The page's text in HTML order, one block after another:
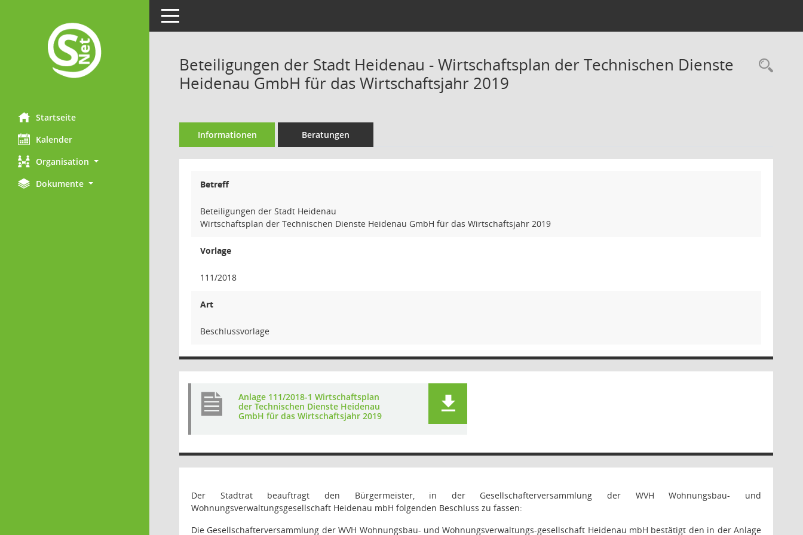
Startseite
Kalender
Organisation
Dokumente
Toggle navigation
Beteiligungen der Stadt Heidenau - Wirtschaftsplan der Technischen Dienste
Heidenau GmbH für das Wirtschaftsjahr 2019
Informationen Beratungen
Betreff
Beteiligungen der Stadt Heidenau
Wirtschaftsplan der Technischen Dienste Heidenau GmbH für das Wirtschaftsjahr 2019
Vorlage
111/2018
Art
Beschlussvorlage
Anlage 111/2018-1 Wirtschaftsplan
der Technischen Dienste Heidenau
GmbH für das Wirtschaftsjahr 2019
Der Stadtrat beauftragt den Bürgermeister, in der Gesellschafterversammlung der WVH Wohnungsbau- und
Wohnungsverwaltungsgesellschaft Heidenau mbH folgenden Beschluss zu fassen:
Die Gesellschafterversammlung der WVH Wohnungsbau- und Wohnungsverwaltungs-gesellschaft Heidenau mbH bestätigt den in der Anlage